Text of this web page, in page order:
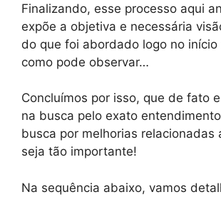
Finalizando, esse processo aqui
expõe a objetiva e necessária
do que foi abordado logo no
como pode observar…
Concluímos por isso, que de fato
na busca pelo exato
busca por melhorias relacionadas
seja tão importante!
Na sequência abaixo, vamos